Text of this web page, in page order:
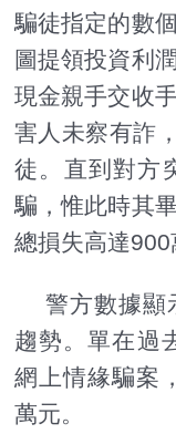
騙徒指定的數
圖提領投資利
現金親手交收
害人未察有詐
徒。直到對方
騙，惟此時其
總損失高達900
警方數據顯
趨勢。單在過
網上情緣騙案
萬元。